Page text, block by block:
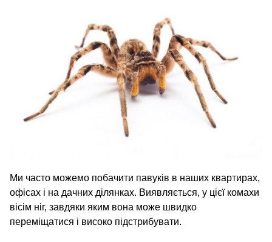
Ми часто можемо побачити павуків в наших квартирах,
офісах і на дачних ділянках. Виявляється, у цієї комахи
вісім ніг, завдяки яким вона може швидко
переміщатися і високо підстрибувати.